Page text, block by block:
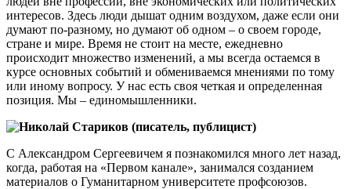
интересов. Здесь люди дышат одним воздухом, даже если они
думают по-разному, но думают об одном – о своем городе,
стране и мире. Время не стоит на месте, ежедневно
происходит множество изменений, а мы всегда остаемся в
курсе основных событий и обмениваемся мнениями по тому
или иному вопросу. У нас есть своя четкая и определенная
позиция. Мы – единомышленники.
Николай Стариков (писатель, публицист)
С Александром Сергеевичем я познакомился много лет назад,
когда, работая на «Первом канале», занимался созданием
материалов о Гуманитарном университете профсоюзов.